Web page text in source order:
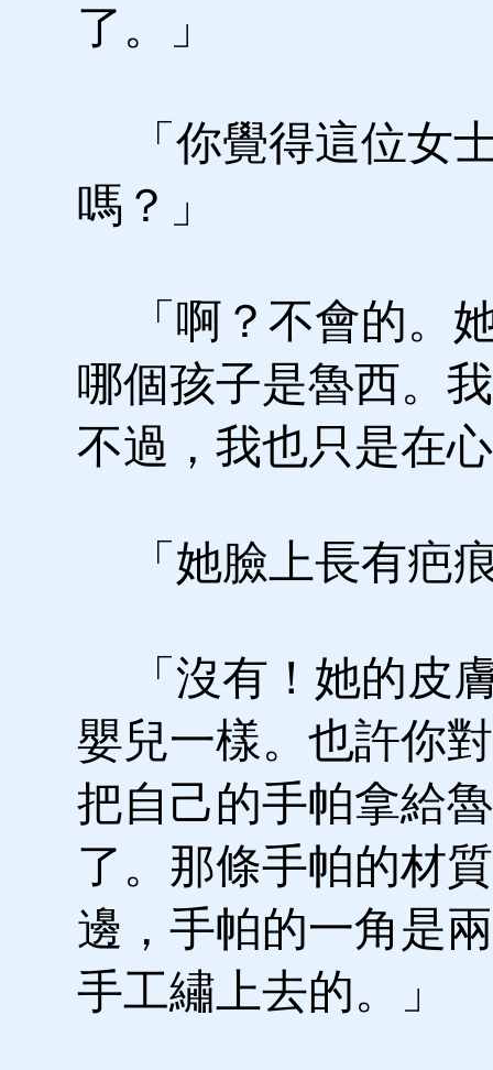
了。」
「你覺得這位女
嗎？」
「啊？不會的。
哪個孩子是魯西。
不過，我也只是在
「她臉上長有疤
「沒有！她的皮
嬰兒一樣。也許你
把自己的手帕拿給
了。那條手帕的材
邊，手帕的一角是
手工繡上去的。」